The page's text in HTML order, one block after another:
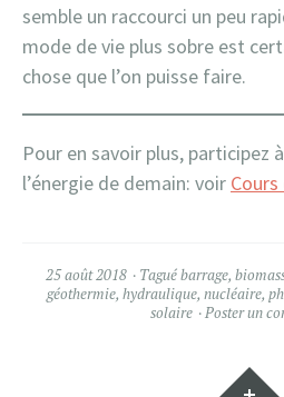
semble un raccourci un peu
mode de vie plus sobre est
chose que l’on puisse faire.
Pour en savoir plus, participez
l’énergie de demain: voir
25 août 2018 Taguébarrage,
géothermie, hydraulique, nucléaire,
solaire
Poster un